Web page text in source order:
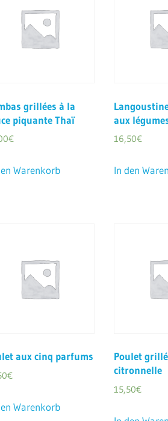
grillées à la
piquante Thaï
€
Warenkorb
aux
16,50€
In den
aux cinq parfums
€
Warenkorb
Poulet
citronnelle
15,50€